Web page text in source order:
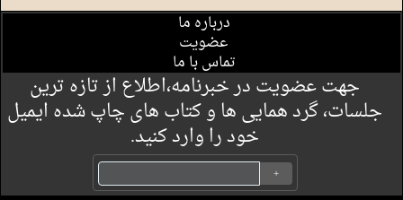
درباره ما
عضویت
تماس با ما
جهت عضویت در خبرنامه،اطلاع از تازه ترین
جلسات، گرد همایی ها و کتاب های چاپ شده ایمیل
خود را وارد کنید.